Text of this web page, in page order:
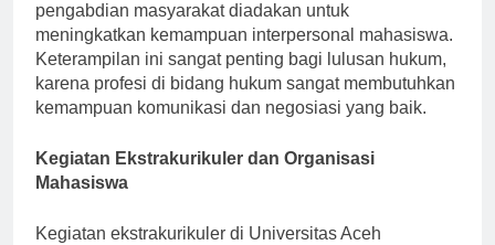
pengabdian masyarakat diadakan untuk
meningkatkan kemampuan interpersonal mahasiswa.
Keterampilan ini sangat penting bagi lulusan hukum,
karena profesi di bidang hukum sangat membutuhkan
kemampuan komunikasi dan negosiasi yang baik.
Kegiatan Ekstrakurikuler dan Organisasi
Mahasiswa
Kegiatan ekstrakurikuler di Universitas Aceh